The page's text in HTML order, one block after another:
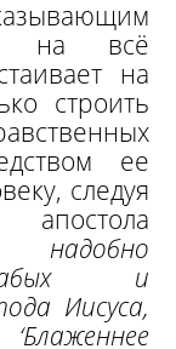
на всё
на
строить
ее
следуя
надобно
и
Иисуса,